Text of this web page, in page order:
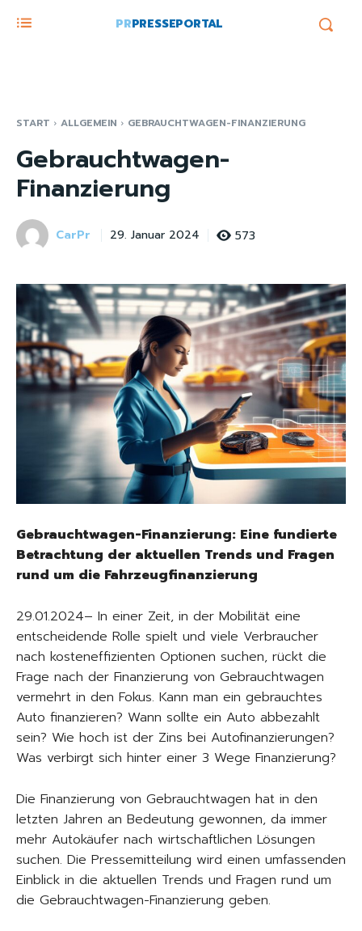
PRPRESSEPORTAL
START ALLGEMEIN GEBRAUCHTWAGEN-FINANZIERUNG
Gebrauchtwagen-
Finanzierung
CarPr 29. Januar 2024 573
Gebrauchtwagen-Finanzierung: Eine fundierte
Betrachtung der aktuellen Trends und Fragen
rund um die Fahrzeugfinanzierung
29.01.2024– In einer Zeit, in der Mobilität eine
entscheidende Rolle spielt und viele Verbraucher
nach kosteneffizienten Optionen suchen, rückt die
Frage nach der Finanzierung von Gebrauchtwagen
vermehrt in den Fokus. Kann man ein gebrauchtes
Auto finanzieren? Wann sollte ein Auto abbezahlt
sein? Wie hoch ist der Zins bei Autofinanzierungen?
Was verbirgt sich hinter einer 3 Wege Finanzierung?
Die Finanzierung von Gebrauchtwagen hat in den
letzten Jahren an Bedeutung gewonnen, da immer
mehr Autokäufer nach wirtschaftlichen Lösungen
suchen. Die Pressemitteilung wird einen umfassenden
Einblick in die aktuellen Trends und Fragen rund um
die Gebrauchtwagen-Finanzierung geben.